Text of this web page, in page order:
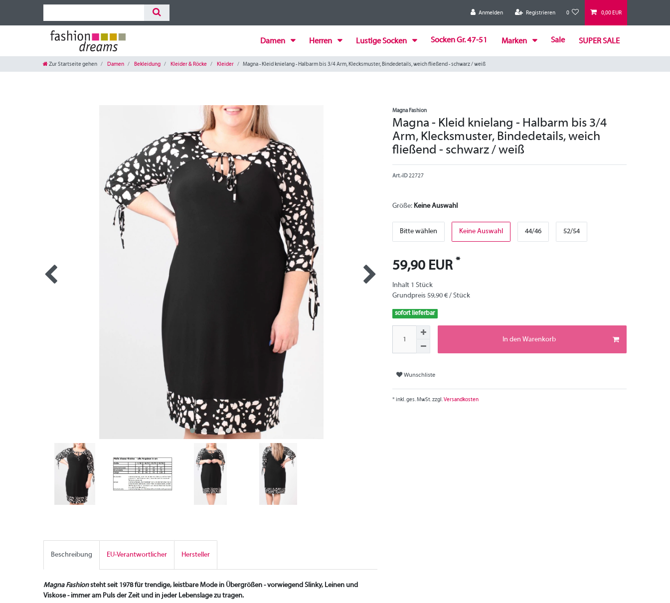
Anmelden Registrieren 0 0,00 EUR
Damen Herren Lustige Socken Socken Gr. 47-51 Marken Sale SUPER SALE
Zur Startseite gehen Damen Bekleidung Kleider & Röcke Kleider Magna - Kleid knielang - Halbarm bis 3/4 Arm, Klecksmuster, Bindedetails, weich fließend - schwarz / weiß
Magna Fashion
Magna - Kleid knielang - Halbarm bis 3/4
Arm, Klecksmuster, Bindedetails, weich
fließend - schwarz / weiß
Art.-ID22727
Größe: Keine Auswahl
Bitte wählen Keine Auswahl 44/46 52/54
59,90 EUR *
Inhalt 1 Stück
Grundpreis 59,90 € / Stück
sofort lieferbar
In den Warenkorb
Wunschliste
* inkl. ges. MwSt. zzgl.Versandkosten
Beschreibung EU-Verantwortlicher Hersteller
Magna Fashionsteht seit 1978 für trendige, leistbare Mode in Übergrößen - vorwiegend Slinky, Leinen und
Viskose - immer am Puls der Zeit und in jeder Lebenslage zu tragen.